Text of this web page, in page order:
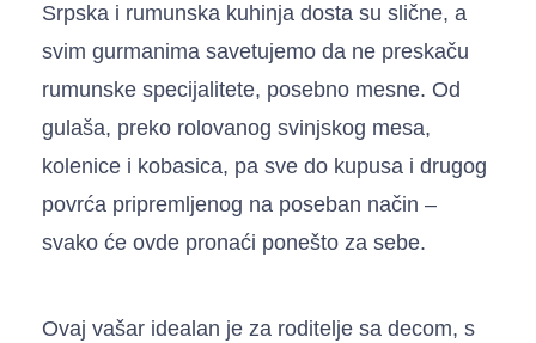
Srpska i rumunska kuhinja dosta su slične, a
svim gurmanima savetujemo da ne preskaču
rumunske specijalitete, posebno mesne. Od
gulaša, preko rolovanog svinjskog mesa,
kolenice i kobasica, pa sve do kupusa i drugog
povrća pripremljenog na poseban način –
svako će ovde pronaći ponešto za sebe.
Ovaj vašar idealan je za roditelje sa decom, s